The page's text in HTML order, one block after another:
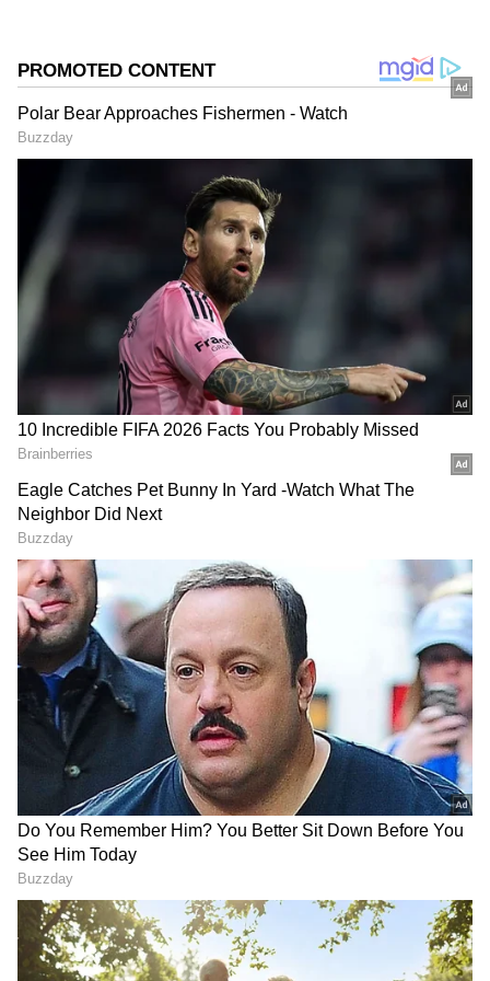
2
Image Credit :ChatGPT
జూలైలో బ్యాంకులకు ఎన్నిరోజులు సెలవు?
సాధారణ సెలవులతో పాటు స్థానిక పండుగలు, ప్రత్యేక
కార్యక్రమాల సందర్భంగా జూలై, 2026 లో దేశవ్యాప్తంగా
బ్యాంకులకు కొన్ని సెలవులున్నాయి. అయితే ముందుగా
దేశవ్యాప్తంగా అన్ని రాష్ట్రాల్లోని బ్యాంకులకు ఏరోజు,
ఎందుకు సెలవుందో తెలుసుకుందాం.
జూలై 5 - ఆదివారం (సాధారణ సెలవు)
జూలై 11 - రెండో శనివారం (ప్రతి నెలలో రెండో శనివారం